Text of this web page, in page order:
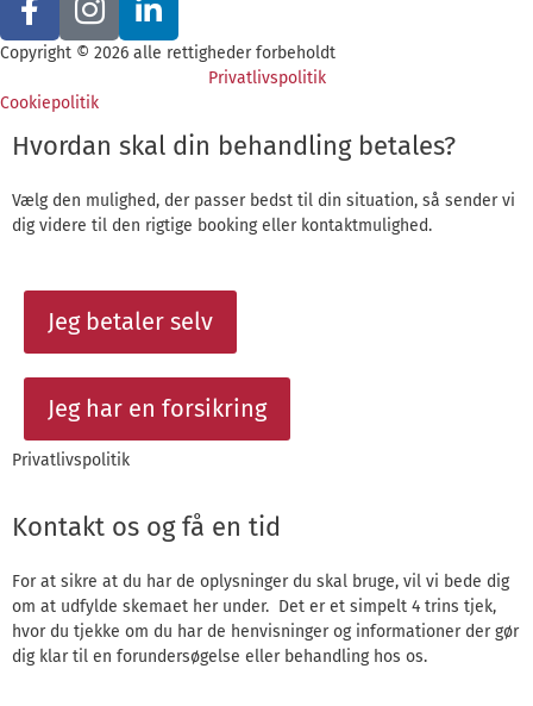
Copyright © 2026 alle rettigheder forbeholdt
Privatlivspolitik
Cookiepolitik
Hvordan skal din behandling betales?
Vælg den mulighed, der passer bedst til din situation, så sender vi
dig videre til den rigtige booking eller kontaktmulighed.
Jeg betaler selv
Jeg har en forsikring
Privatlivspolitik
Kontakt os og få en tid
For at sikre at du har de oplysninger du skal bruge, vil vi bede dig
om at udfylde skemaet her under. Det er et simpelt 4 trins tjek,
hvor du tjekke om du har de henvisninger og informationer der gør
dig klar til en forundersøgelse eller behandling hos os.